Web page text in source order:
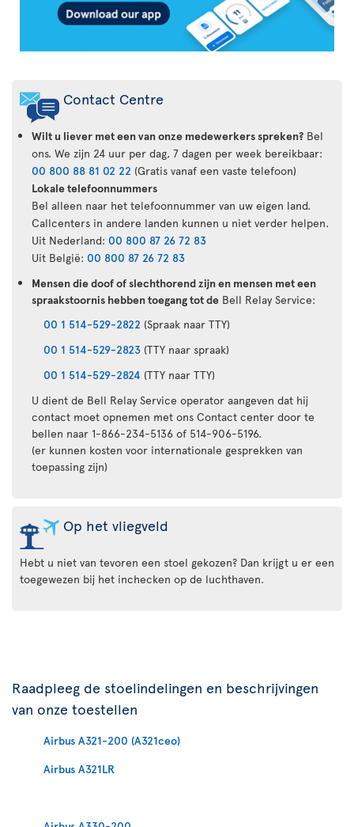
Contact Centre
Wilt u liever met een van onze medewerkers spreken? Bel
ons. We zijn 24 uur per dag, 7 dagen per week bereikbaar:
00 800 88 81 02 22 (Gratis vanaf een vaste telefoon)
Lokale telefoonnummers
Bel alleen naar het telefoonnummer van uw eigen land.
Callcenters in andere landen kunnen u niet verder helpen.
Uit Nederland: 00 800 87 26 72 83
Uit België: 00 800 87 26 72 83
Mensen die doof of slechthorend zijn en mensen met een
spraakstoornis hebben toegang tot de Bell Relay Service:
00 1 514-529-2822 (Spraak naar TTY)
00 1 514-529-2823 (TTY naar spraak)
00 1 514-529-2824 (TTY naar TTY)
U dient de Bell Relay Service operator aangeven dat hij
contact moet opnemen met ons Contact center door te
bellen naar 1-866-234-5136 of 514-906-5196.
(er kunnen kosten voor internationale gesprekken van
toepassing zijn)
Op het vliegveld
Hebt u niet van tevoren een stoel gekozen? Dan krijgt u er een
toegewezen bij het inchecken op de luchthaven.
Raadpleeg de stoelindelingen en beschrijvingen
van onze toestellen
Airbus A321-200 (A321ceo)
Airbus A321LR